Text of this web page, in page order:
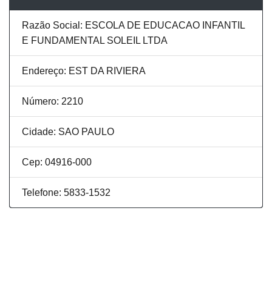
Razão Social: ESCOLA DE EDUCACAO INFANTIL
E FUNDAMENTAL SOLEIL LTDA
Endereço: EST DA RIVIERA
Número: 2210
Cidade: SAO PAULO
Cep: 04916-000
Telefone: 5833-1532